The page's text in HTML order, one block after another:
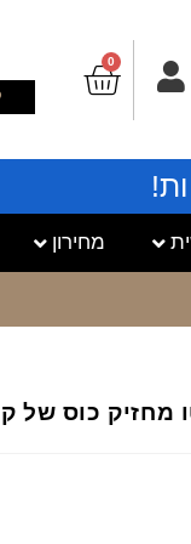
0
מחירון